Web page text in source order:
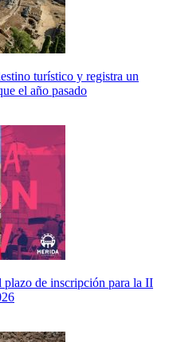
turístico y registra un
el año pasado
de inscripción para la II